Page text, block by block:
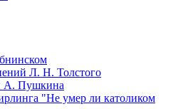
Л. Н. Толстого
А. Пушкина
"Не умер ли католиком